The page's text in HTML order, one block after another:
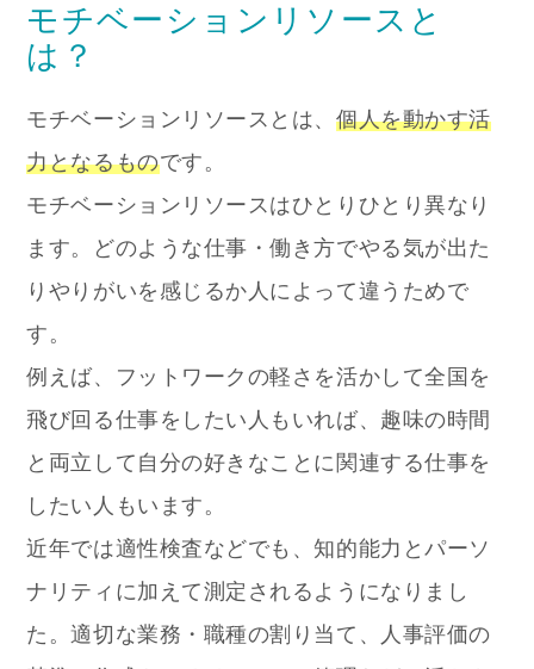
モチベーションリソースと
は？
モチベーションリソースとは、 個人を動かす活
力となるものです。
モチベーションリソースはひとりひとり異なり
ます。どのような仕事・働き方でやる気が出た
りやりがいを感じるか人によって違うためで
す。
例えば、フットワークの軽さを活かして全国を
飛び回る仕事をしたい人もいれば、趣味の時間
と両立して自分の好きなことに関連する仕事を
したい人もいます。
近年では適性検査などでも、知的能力とパーソ
ナリティに加えて測定されるようになりまし
た。適切な業務・職種の割り当て、人事評価の